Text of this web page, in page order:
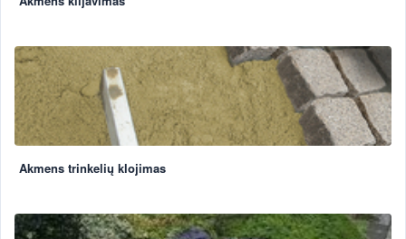
Akmens trinkelių klojimas